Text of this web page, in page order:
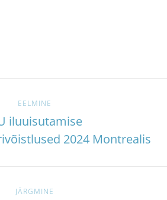
EELMINE
iluuisutamise
2024 Montrealis
JÄRGMINE